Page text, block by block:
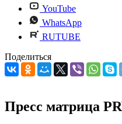
YouTube
WhatsApp
RUTUBE
Поделиться
Пресс матрица